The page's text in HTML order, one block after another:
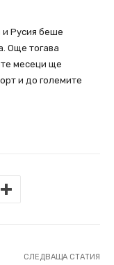
Русия беше
Още тогава
месеци ще
и до големите
СЛЕДВАЩА СТАТИЯ